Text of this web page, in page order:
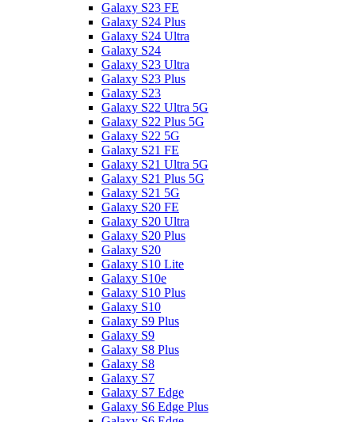
Galaxy S23 FE
Galaxy S24 Plus
Galaxy S24 Ultra
Galaxy S24
Galaxy S23 Ultra
Galaxy S23 Plus
Galaxy S23
Galaxy S22 Ultra 5G
Galaxy S22 Plus 5G
Galaxy S22 5G
Galaxy S21 FE
Galaxy S21 Ultra 5G
Galaxy S21 Plus 5G
Galaxy S21 5G
Galaxy S20 FE
Galaxy S20 Ultra
Galaxy S20 Plus
Galaxy S20
Galaxy S10 Lite
Galaxy S10e
Galaxy S10 Plus
Galaxy S10
Galaxy S9 Plus
Galaxy S9
Galaxy S8 Plus
Galaxy S8
Galaxy S7
Galaxy S7 Edge
Galaxy S6 Edge Plus